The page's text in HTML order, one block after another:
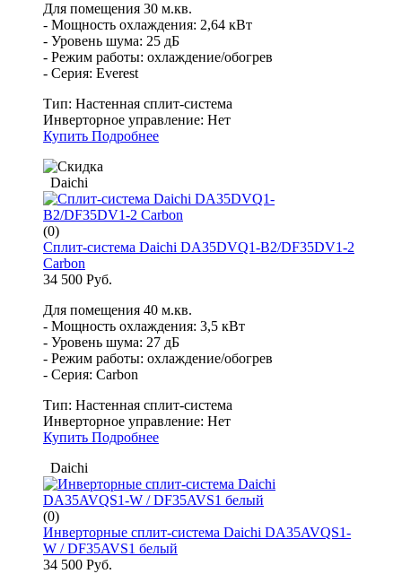
Для помещения 30 м.кв.
- Мощность охлаждения: 2,64 кВт
- Уровень шума: 25 дБ
- Режим работы: охлаждение/обогрев
- Серия: Everest
Тип: Настенная сплит-система
Инверторное управление: Нет
Купить Подробнее
Daichi
(0)
Сплит-система Daichi DA35DVQ1-B2/DF35DV1-2
Carbon
34 500 Руб.
Для помещения 40 м.кв.
- Мощность охлаждения: 3,5 кВт
- Уровень шума: 27 дБ
- Режим работы: охлаждение/обогрев
- Серия: Carbon
Тип: Настенная сплит-система
Инверторное управление: Нет
Купить Подробнее
Daichi
(0)
Инверторные сплит-система Daichi DA35AVQS1-
W / DF35AVS1 белый
34 500 Руб.